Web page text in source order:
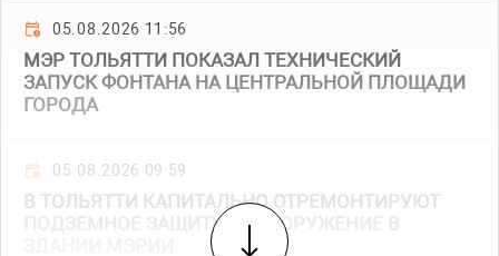
05.08.2026 11:56
МЭР ТОЛЬЯТТИ ПОКАЗАЛ ТЕХНИЧЕСКИЙ
ЗАПУСК ФОНТАНА НА ЦЕНТРАЛЬНОЙ ПЛОЩАДИ
ГОРОДА
05.08.2026 09:59
В ТОЛЬЯТТИ КАПИТАЛЬНО ОТРЕМОНТИРУЮТ
ПОДЗЕМНОЕ ЗАЩИТНОЕ СООРУЖЕНИЕ В